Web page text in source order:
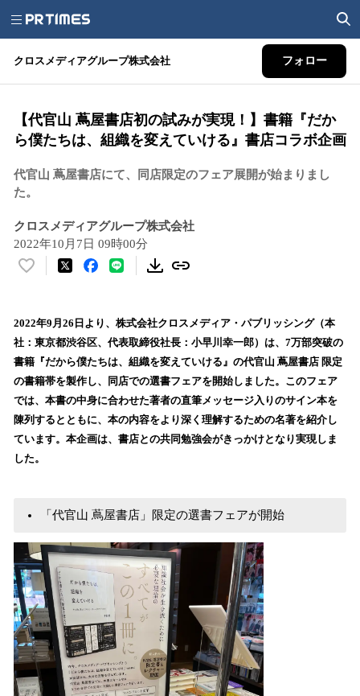
クロスメディアグループ株式会社 フォロー
【代官山 蔦屋書店初の試みが実現！】書籍『だか
ら僕たちは、組織を変えていける』書店コラボ企画
代官山 蔦屋書店にて、同店限定のフェア展開が始まりまし
た。
クロスメディアグループ株式会社
2022年10月7日 09時00分
い
！
数
を
読
込
み
中
で
2022年9月26日より、株式会社クロスメディア・パブリッシング（本
社：東京都渋谷区、代表取締役社長：小早川幸一郎）は、7万部突破の
書籍『だから僕たちは、組織を変えていける』の代官山 蔦屋書店 限定
の書籍帯を製作し、同店での選書フェアを開始しました。このフェア
では、本書の中身に合わせた著者の直筆メッセージ入りのサイン本を
陳列するとともに、本の内容をより深く理解するための名著を紹介し
ています。本企画は、書店との共同勉強会がきっかけとなり実現しま
した。
「代官山 蔦屋書店」限定の選書フェアが開始